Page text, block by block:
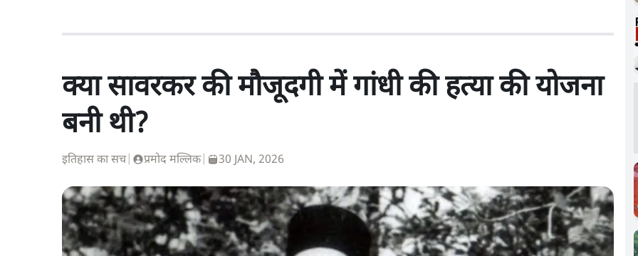
क्या सावरकर की मौजूदगी में गांधी की हत्या की योजना
बनी थी?
इतिहास का सच| प्रमोद मल्लिक| 30 JAN, 2026